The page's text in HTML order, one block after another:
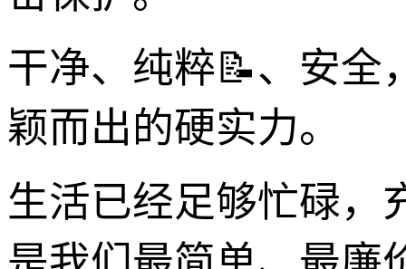
干净、纯粹📝、安全
颖而出的硬实力。
生活已经足够忙碌，